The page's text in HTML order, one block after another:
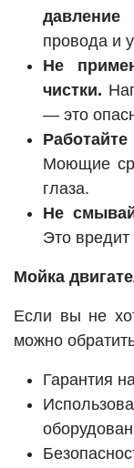
провода и
Не
чистки.
— это
Моющие
глаза.
Не
Это вредит
Мойка
Если вы не
можно
Гарантия